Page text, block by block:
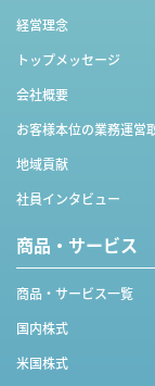
経営理念
トップメッセージ
会社概要
お客様本位の業務運営
地域貢献
社員インタビュー
商品・サービス
商品・サービス一覧
国内株式
米国株式